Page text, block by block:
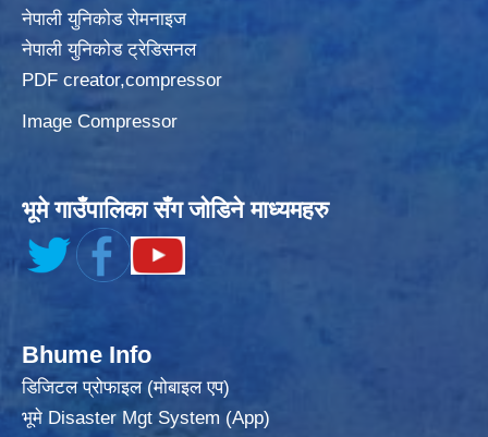
नेपाली युनिकोड रोमनाइज
नेपाली युनिकोड ट्रेडिसनल
PDF creator,compressor
Image Compressor
भूमे गाउँपालिका सँग जोडिने माध्यमहरु
Bhume Info
डिजिटल प्रोफाइल (मोबाइल एप)
भूमे Disaster Mgt System (App)